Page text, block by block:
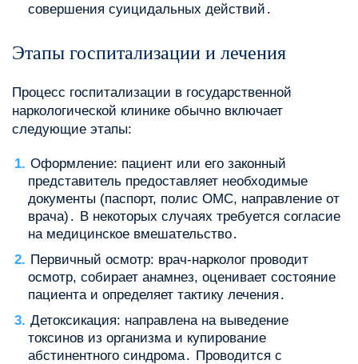
совершения суицидальных действий․
Этапы госпитализации и лечения
Процесс госпитализации в государственной
наркологической клинике обычно включает
следующие этапы:
Оформление: пациент или его законный
представитель предоставляет необходимые
документы (паспорт, полис ОМС, направление от
врача)․ В некоторых случаях требуется согласие
на медицинское вмешательство․
Первичный осмотр: врач-нарколог проводит
осмотр, собирает анамнез, оценивает состояние
пациента и определяет тактику лечения․
Детоксикация: направлена на выведение
токсинов из организма и купирование
абстинентного синдрома․ Проводится с